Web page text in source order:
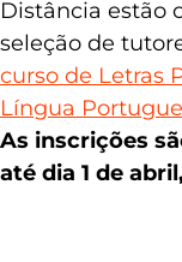
Distância estão
seleção de
curso de Letras
Língua
As inscrições
até dia 1 de